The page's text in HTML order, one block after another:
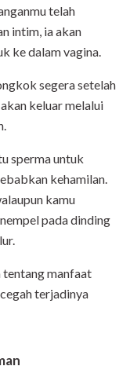
telah
intim, ia akan
ke dalam vagina.
segera setelah
keluar melalui
sperma untuk
kehamilan.
kamu
pada dinding
tentang manfaat
terjadinya